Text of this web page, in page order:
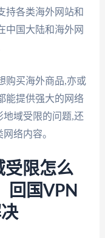
持各类海外网站和
中国大陆和海外网
购买海外商品,亦或
能提供强大的网络
域受限的问题,还
络内容。
受限怎么
回国VPN